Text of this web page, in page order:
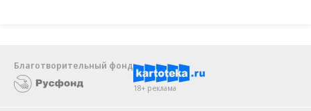
Благотворительный фонд
18+ реклама